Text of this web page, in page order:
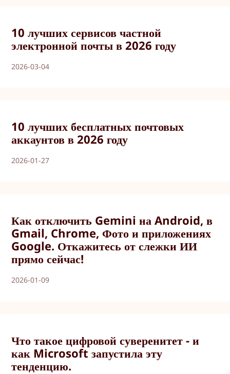
10 лучших сервисов частной
электронной почты в 2026 году
2026-03-04
10 лучших бесплатных почтовых
аккаунтов в 2026 году
2026-01-27
Как отключить Gemini на Android, в
Gmail, Chrome, Фото и приложениях
Google. Откажитесь от слежки ИИ
прямо сейчас!
2026-01-09
Что такое цифровой суверенитет - и
как Microsoft запустила эту
тенденцию.